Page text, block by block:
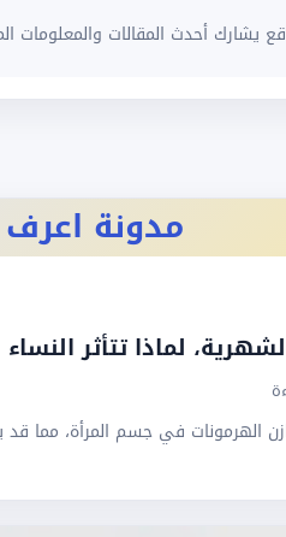
يشارك أحدث المقالات والمعلومات
مدونة اعرف
لماذا تتأثر النساء
الهرمونات في جسم المرأة، مما